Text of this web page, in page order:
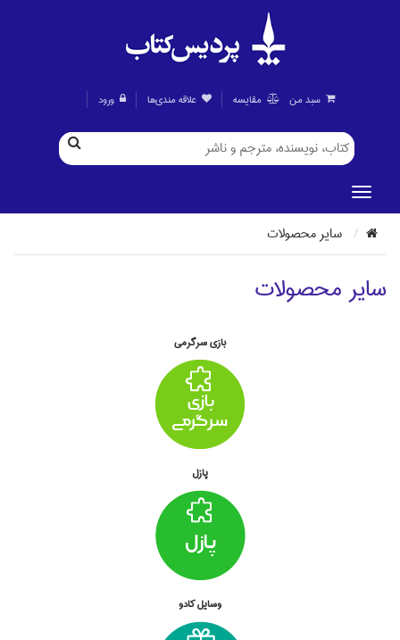
ورود علاقه مندی‌ها مقايسه سبد من
ساير محصولات
ساير محصولات
بازي سرگرمي
پازل
وسايل کادو